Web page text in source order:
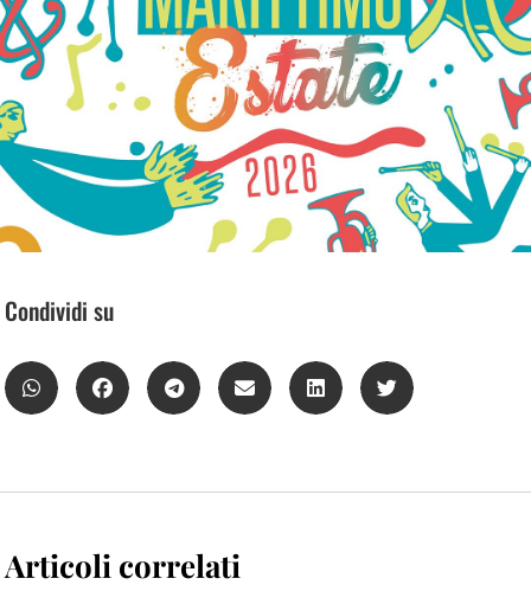
Condividi su
Articoli correlati